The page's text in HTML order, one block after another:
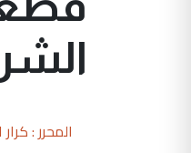
المحرر :